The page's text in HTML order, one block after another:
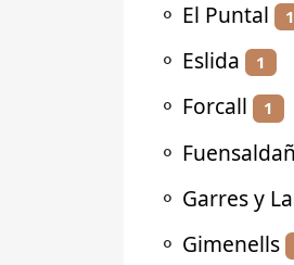
⚬ El Puntal 1
⚬ Eslida 1
⚬ Forcall 1
⚬
⚬ Garres y
⚬ Gimenells